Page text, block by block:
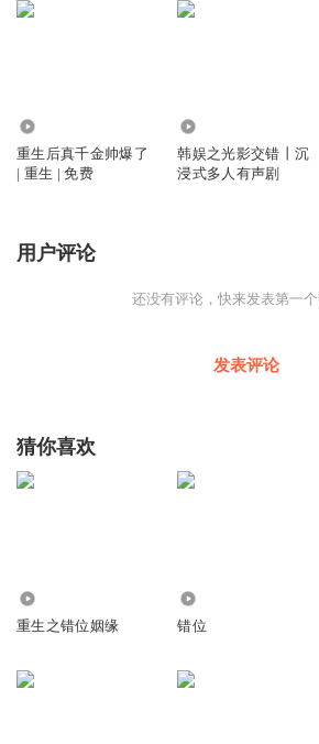
重生后真千金帅爆了
| 重生 | 免费
韩娱之光影交错丨沉
浸式多人有声剧
用户评论
还没有评论，快来发表第一个
发表评论
猜你喜欢
重生之错位姻缘 错位